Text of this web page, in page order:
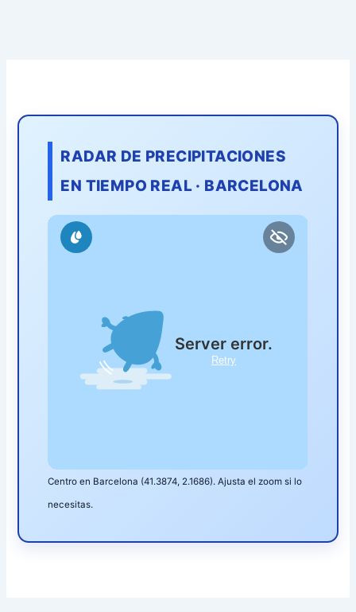
RADAR DE PRECIPITACIONES
EN TIEMPO REAL · BARCELONA
Centro en Barcelona (41.3874, 2.1686). Ajusta el zoom si lo
necesitas.